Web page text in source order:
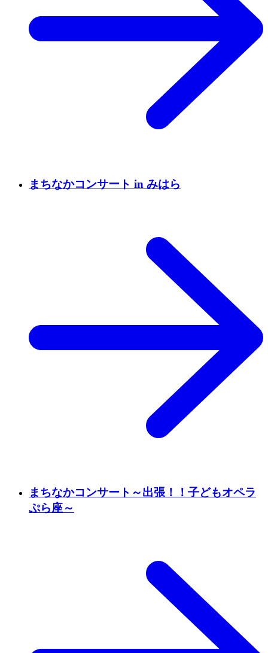
まちなかコンサート in みはら
まちなかコンサート～出張！！子どもオペラ
ぷら座～